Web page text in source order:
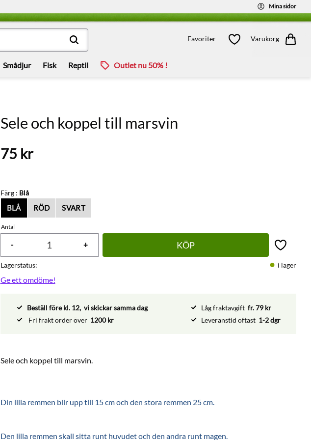
Mina sidor
Favoriter Varukorg
Favoriter
Kundvagn
Smådjur Fisk Reptil Outlet nu 50% !
Sele och koppel till marsvin
75 kr
Färg : Blå
BLÅ RÖD SVART
Antal
+
- KÖP Lägg till
Lagerstatus i lager
Ge ett omdöme!
Beställ före kl. 12, vi skickar samma dag Låg fraktavgift fr. 79 kr
Fri frakt order över 1200 kr Leveranstid oftast 1-2 dgr
Sele och koppel till marsvin.
Din lilla remmen blir upp till 15 cm och den stora remmen 25 cm.
Den lilla remmen skall sitta runt huvudet och den andra runt magen.